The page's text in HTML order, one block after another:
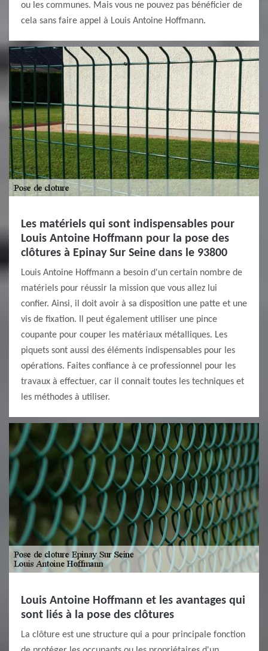
ou les communes. Mais vous ne pouvez pas bénéficier de
cela sans faire appel à Louis Antoine Hoffmann.
Les matériels qui sont indispensables pour
Louis Antoine Hoffmann pour la pose des
clôtures à Epinay Sur Seine dans le 93800
Louis Antoine Hoffmann a besoin d'un certain nombre de
matériels pour réussir la mission que vous allez lui
confier. Ainsi, il doit avoir à sa disposition une patte et une
vis de fixation. Il peut également utiliser une pince
coupante pour couper les matériaux métalliques. Les
piquets sont aussi des éléments indispensables pour les
opérations. Faites confiance à ce professionnel pour les
travaux à effectuer, car il connait toutes les techniques et
les méthodes à utiliser.
Louis Antoine Hoffmann et les avantages qui
sont liés à la pose des clôtures
La clôture est une structure qui a pour principale fonction